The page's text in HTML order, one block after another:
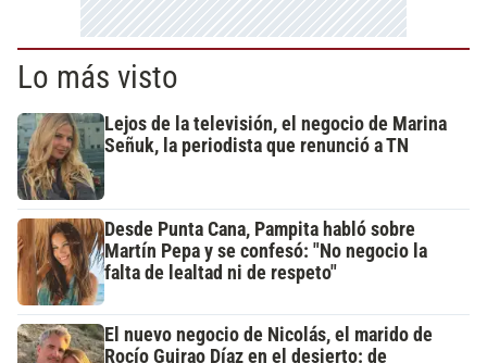
Lo más visto
Lejos de la televisión, el negocio de Marina
Señuk, la periodista que renunció a TN
Desde Punta Cana, Pampita habló sobre
Martín Pepa y se confesó: "No negocio la
falta de lealtad ni de respeto"
El nuevo negocio de Nicolás, el marido de
Rocío Guirao Díaz en el desierto: de